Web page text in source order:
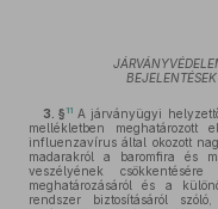
3. § 11 A járványügyi
mellékletben
influenzavírus által okozott
madarakról a baromfira és
veszélyének
meghatározásáról és a
rendszer biztosításáról